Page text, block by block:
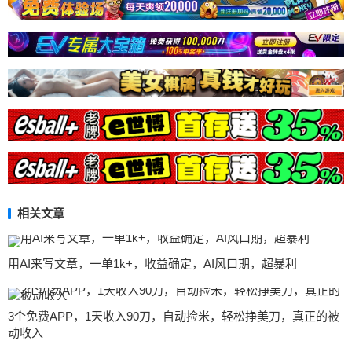
相关文章
用AI来写文章，一单1k+，收益确定，AI风口期，超暴利
3个免费APP，1天收入90刀，自动捡米，轻松挣美刀，真正的被
动收入